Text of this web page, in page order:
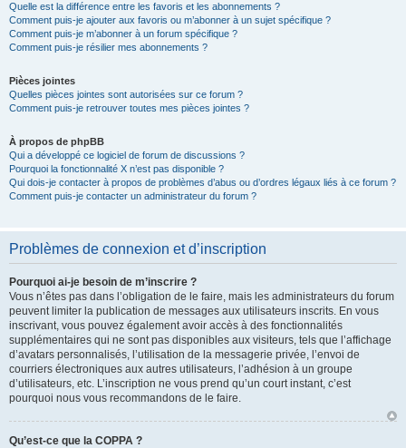
Quelle est la différence entre les favoris et les abonnements ?
Comment puis-je ajouter aux favoris ou m’abonner à un sujet spécifique ?
Comment puis-je m’abonner à un forum spécifique ?
Comment puis-je résilier mes abonnements ?
Pièces jointes
Quelles pièces jointes sont autorisées sur ce forum ?
Comment puis-je retrouver toutes mes pièces jointes ?
À propos de phpBB
Qui a développé ce logiciel de forum de discussions ?
Pourquoi la fonctionnalité X n’est pas disponible ?
Qui dois-je contacter à propos de problèmes d’abus ou d’ordres légaux liés à ce forum ?
Comment puis-je contacter un administrateur du forum ?
Problèmes de connexion et d’inscription
Pourquoi ai-je besoin de m’inscrire ?
Vous n’êtes pas dans l’obligation de le faire, mais les administrateurs du forum
peuvent limiter la publication de messages aux utilisateurs inscrits. En vous
inscrivant, vous pouvez également avoir accès à des fonctionnalités
supplémentaires qui ne sont pas disponibles aux visiteurs, tels que l’affichage
d’avatars personnalisés, l’utilisation de la messagerie privée, l’envoi de
courriers électroniques aux autres utilisateurs, l’adhésion à un groupe
d’utilisateurs, etc. L’inscription ne vous prend qu’un court instant, c’est
pourquoi nous vous recommandons de le faire.
Qu’est-ce que la COPPA ?